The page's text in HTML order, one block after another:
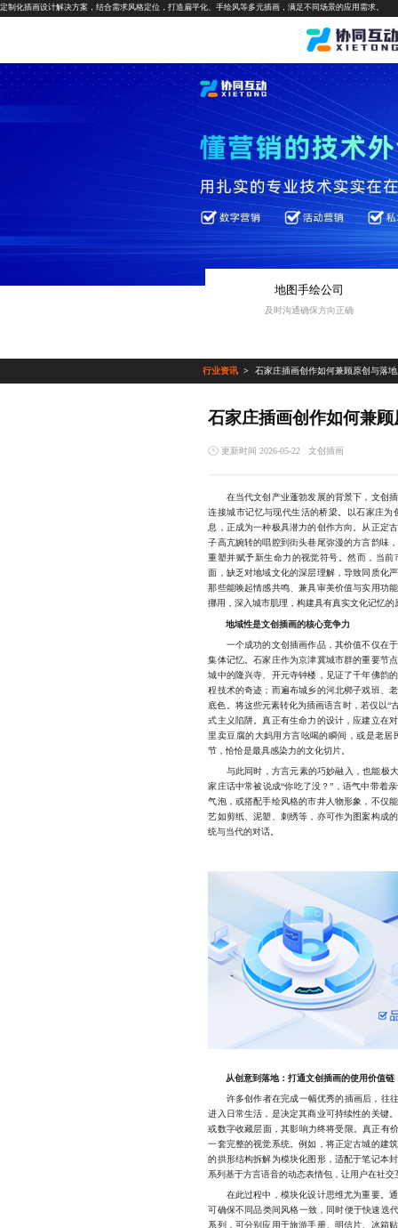
定制化插画设计解决方案，结合需求风格定位，打造扁平化、手绘风等多元插画，满足不同场景的应用需求。
地图手绘公司
及时沟通确保方向正确
行业资讯 石家庄插画创作如何兼顾原创与落
石家庄插画创作如何兼
更新时间 2026-05-22 文创插画
在当代文创产业蓬勃发展的背景下，文创插
连接城市记忆与现代生活的桥梁。以石家庄
息，正成为一种极具潜力的创作方向。从正定
子高亢婉转的唱腔到街头巷尾弥漫的方言韵味
重塑并赋予新生命力的视觉符号。然而，当
面，缺乏对地域文化的深层理解，导致同质化
那些能唤起情感共鸣、兼具审美价值与实用
挪用，深入城市肌理，构建具有真实文化记忆的
地域性是文创插画的核心竞争力
一个成功的文创插画作品，其价值不仅在于
集体记忆。石家庄作为京津冀城市群的重要节
城中的隆兴寺、开元寺钟楼，见证了千年佛韵
程技术的奇迹；而遍布城乡的河北梆子戏班、
底色。将这些元素转化为插画语言时，若仅以“
式主义陷阱。真正有生命力的设计，应建立
里卖豆腐的大妈用方言吆喝的瞬间，或是老
节，恰恰是最具感染力的文化切片。
与此同时，方言元素的巧妙融入，也能极大
家庄话中常被说成“你吃了没？”，语气中带着
气泡，或搭配手绘风格的市井人物形象，不仅
艺如剪纸、泥塑、刺绣等，亦可作为图案构成
统与当代的对话。
从创意到落地：打通文创插画的使用价值链
许多创作者在完成一幅优秀的插画后，往往
进入日常生活，是决定其商业可持续性的关键
或数字收藏层面，其影响力终将受限。真正有
一套完整的视觉系统。例如，将正定古城的建
的拱形结构拆解为模块化图形，适配于笔记本
系列基于方言语音的动态表情包，让用户在社
在此过程中，模块化设计思维尤为重要。通
可确保不同品类间风格一致，同时便于快速迭
系列，可分别应用于旅游手册、明信片、冰箱